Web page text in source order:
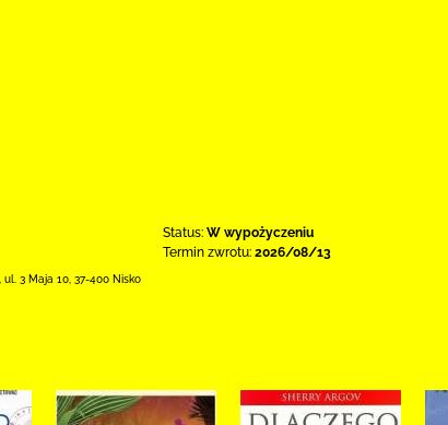
Status: W wypożyczeniu
Termin zwrotu: 2026/08/13
ul. 3 Maja 10 37-400 Nisko